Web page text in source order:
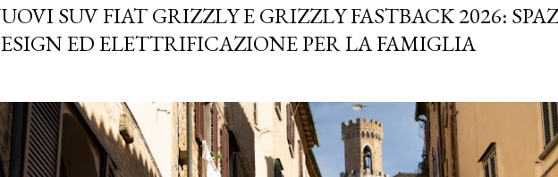
SUV FIAT GRIZZLY E GRIZZLY FASTBACK 2026:
ED ELETTRIFICAZIONE PER LA FAMIGLIA